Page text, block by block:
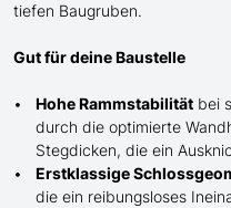
tiefen Baugruben.
Gut für deine Baustelle
Hohe Rammstabilität bei
durch die optimierte
Stegdicken, die ein
Erstklassige
die ein reibungsloses